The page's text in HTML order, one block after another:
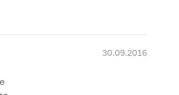
30.09.2016